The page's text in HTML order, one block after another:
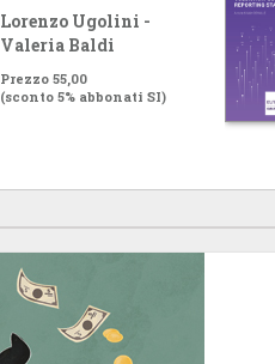
Lorenzo Ugolini -
Valeria Baldi
Prezzo 55,00
(sconto 5% abbonati SI)